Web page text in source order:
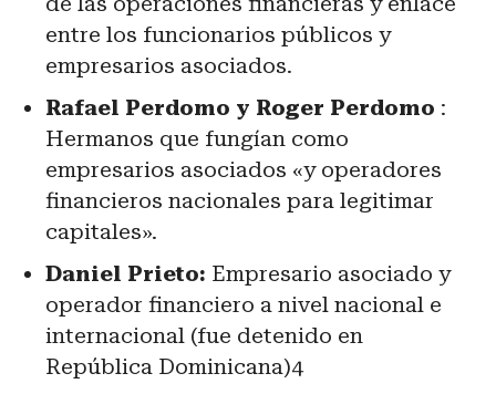
entre los funcionarios públicos y
empresarios asociados.
Rafael Perdomo y Roger Perdomo :
Hermanos que fungían como
empresarios asociados «y operadores
financieros nacionales para legitimar
capitales».
Daniel Prieto: Empresario asociado y
operador financiero a nivel nacional e
internacional (fue detenido en
República Dominicana)4